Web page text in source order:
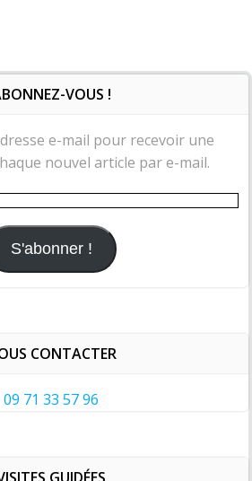
VOUS !
e-mail pour recevoir une
nouvel article par e-mail.
S'abonner !
CONTACTER
09 71 33 57 96